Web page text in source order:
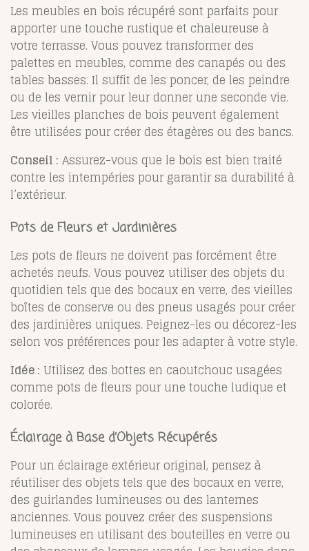
Les meubles en bois récupéré sont parfaits pour
apporter une touche rustique et chaleureuse à
votre terrasse. Vous pouvez transformer des
palettes en meubles, comme des canapés ou des
tables basses. Il suffit de les poncer, de les peindre
ou de les vernir pour leur donner une seconde vie.
Les vieilles planches de bois peuvent également
être utilisées pour créer des étagères ou des bancs.
Conseil : Assurez-vous que le bois est bien traité
contre les intempéries pour garantir sa durabilité à
l’extérieur.
Pots de Fleurs et Jardinières
Les pots de fleurs ne doivent pas forcément être
achetés neufs. Vous pouvez utiliser des objets du
quotidien tels que des bocaux en verre, des vieilles
boîtes de conserve ou des pneus usagés pour créer
des jardinières uniques. Peignez-les ou décorez-les
selon vos préférences pour les adapter à votre style.
Idée : Utilisez des bottes en caoutchouc usagées
comme pots de fleurs pour une touche ludique et
colorée.
Éclairage à Base d’Objets Récupérés
Pour un éclairage extérieur original, pensez à
réutiliser des objets tels que des bocaux en verre,
des guirlandes lumineuses ou des lanternes
anciennes. Vous pouvez créer des suspensions
lumineuses en utilisant des bouteilles en verre ou